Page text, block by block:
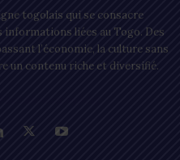
togolais qui se consacre
liées au Togo. Des
l’économie, la culture sans
un contenu riche et diversifié.